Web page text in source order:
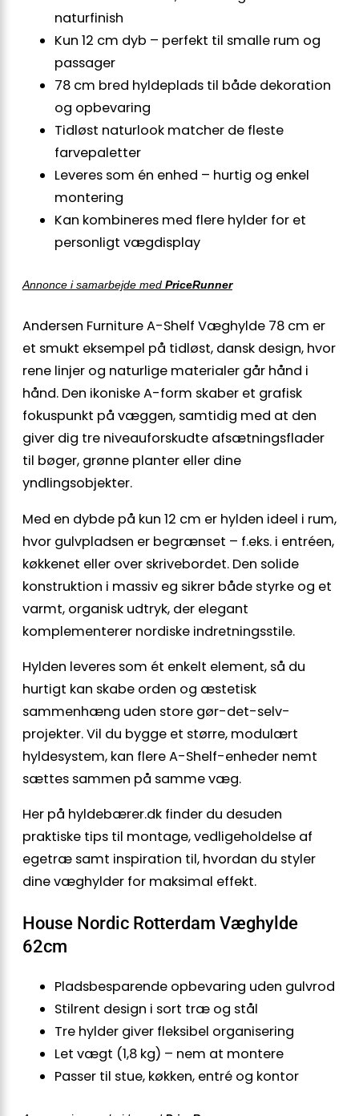
naturfinish
Kun 12 cm dyb – perfekt til smalle rum og
passager
78 cm bred hyldeplads til både dekoration
og opbevaring
Tidløst naturlook matcher de fleste
farvepaletter
Leveres som én enhed – hurtig og enkel
montering
Kan kombineres med flere hylder for et
personligt vægdisplay
Annonce i samarbejde med PriceRunner
Andersen Furniture A-Shelf Væghylde 78 cm er
et smukt eksempel på tidløst, dansk design, hvor
rene linjer og naturlige materialer går hånd i
hånd. Den ikoniske A-form skaber et grafisk
fokuspunkt på væggen, samtidig med at den
giver dig tre niveauforskudte afsætningsflader
til bøger, grønne planter eller dine
yndlingsobjekter.
Med en dybde på kun 12 cm er hylden ideel i rum,
hvor gulvpladsen er begrænset – f.eks. i entréen,
køkkenet eller over skrivebordet. Den solide
konstruktion i massiv eg sikrer både styrke og et
varmt, organisk udtryk, der elegant
komplementerer nordiske indretningsstile.
Hylden leveres som ét enkelt element, så du
hurtigt kan skabe orden og æstetisk
sammenhæng uden store gør-det-selv-
projekter. Vil du bygge et større, modulært
hyldesystem, kan flere A-Shelf-enheder nemt
sættes sammen på samme væg.
Her på hyldebærer.dk finder du desuden
praktiske tips til montage, vedligeholdelse af
egetræ samt inspiration til, hvordan du styler
dine væghylder for maksimal effekt.
House Nordic Rotterdam Væghylde
62cm
Pladsbesparende opbevaring uden gulvrod
Stilrent design i sort træ og stål
Tre hylder giver fleksibel organisering
Let vægt (1,8 kg) – nem at montere
Passer til stue, køkken, entré og kontor